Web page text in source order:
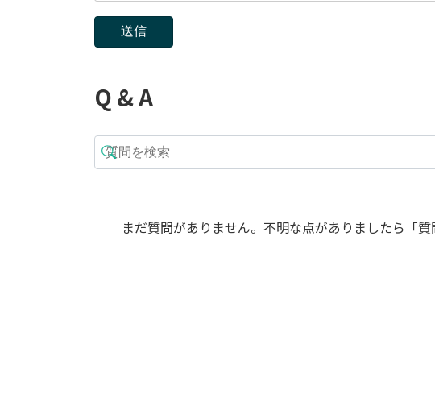
Q & A
まだ質問がありません。不明な点がありましたら「